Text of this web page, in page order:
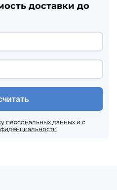
доставки до
персональных данных и с